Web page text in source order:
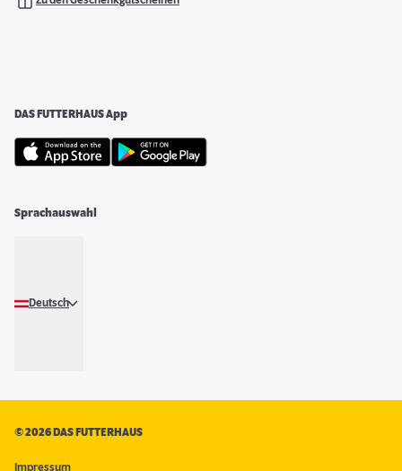
DAS FUTTERHAUS App
Sprachauswahl
Deutsch
©2026 DAS FUTTERHAUS
Impressum